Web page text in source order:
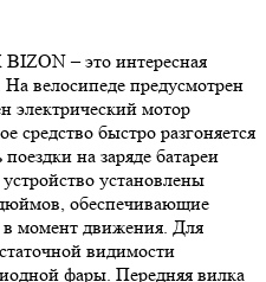
– это интересная
велосипеде предусмотрен
электрический мотор
средство быстро разгоняется
на заряде батареи
установлены
обеспечивающие
в момент движения. Для
видимости
фары. Передняя вилка